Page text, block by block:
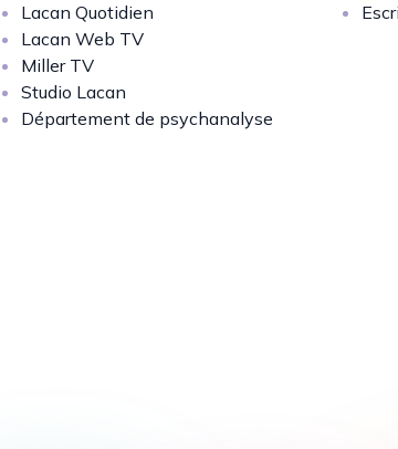
Lacan Quotidien
Lacan Web TV
Miller TV
Studio Lacan
Département de psychanalyse